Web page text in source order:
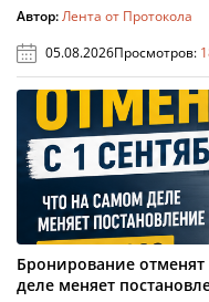
Автор:Лента от Протокола
05.08.2026Просмотров:
Бронирование отменят
деле меняет